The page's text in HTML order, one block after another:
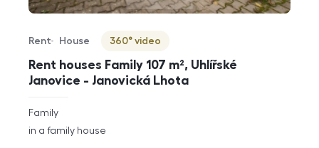
Rent houses Family 107 m², Uhlířské
Janovice - Janovická Lhota
Offer type
Rent
Property type
House
Virtuální prohlídka
360° video
rozměry
disposition
Family
funkce
in a family house